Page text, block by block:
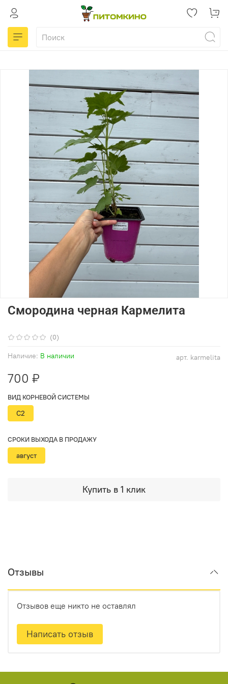
(0)
арт. karmelita
Наличие: В наличии
Смородина черная Кармелита
700 ₽
Купить в 1 клик
ВИД КОРНЕВОЙ СИСТЕМЫ
С2
СРОКИ ВЫХОДА В ПРОДАЖУ
август
Отзывы
Отзывов еще никто не оставлял
Написать отзыв